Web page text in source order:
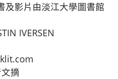
及影片由淡江大學圖書館
IVERSEN
Qwiklit.com
讀者文摘